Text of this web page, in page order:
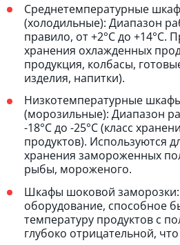
Среднетемпературные
(холодильные): Диапазон
правило, от +2°C до +14°C.
хранения охлажденных
продукция, колбасы,
изделия, напитки).
Низкотемпературные
(морозильные): Диапазон
-18°C до -25°C (класс
продуктов). Используются
хранения замороженных
рыбы, мороженого.
Шкафы шоковой
оборудование, способное
температуру продуктов с
глубоко отрицательной,